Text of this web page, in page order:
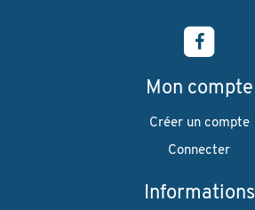
Mon compte
Créer un compte
Connecter
Informations